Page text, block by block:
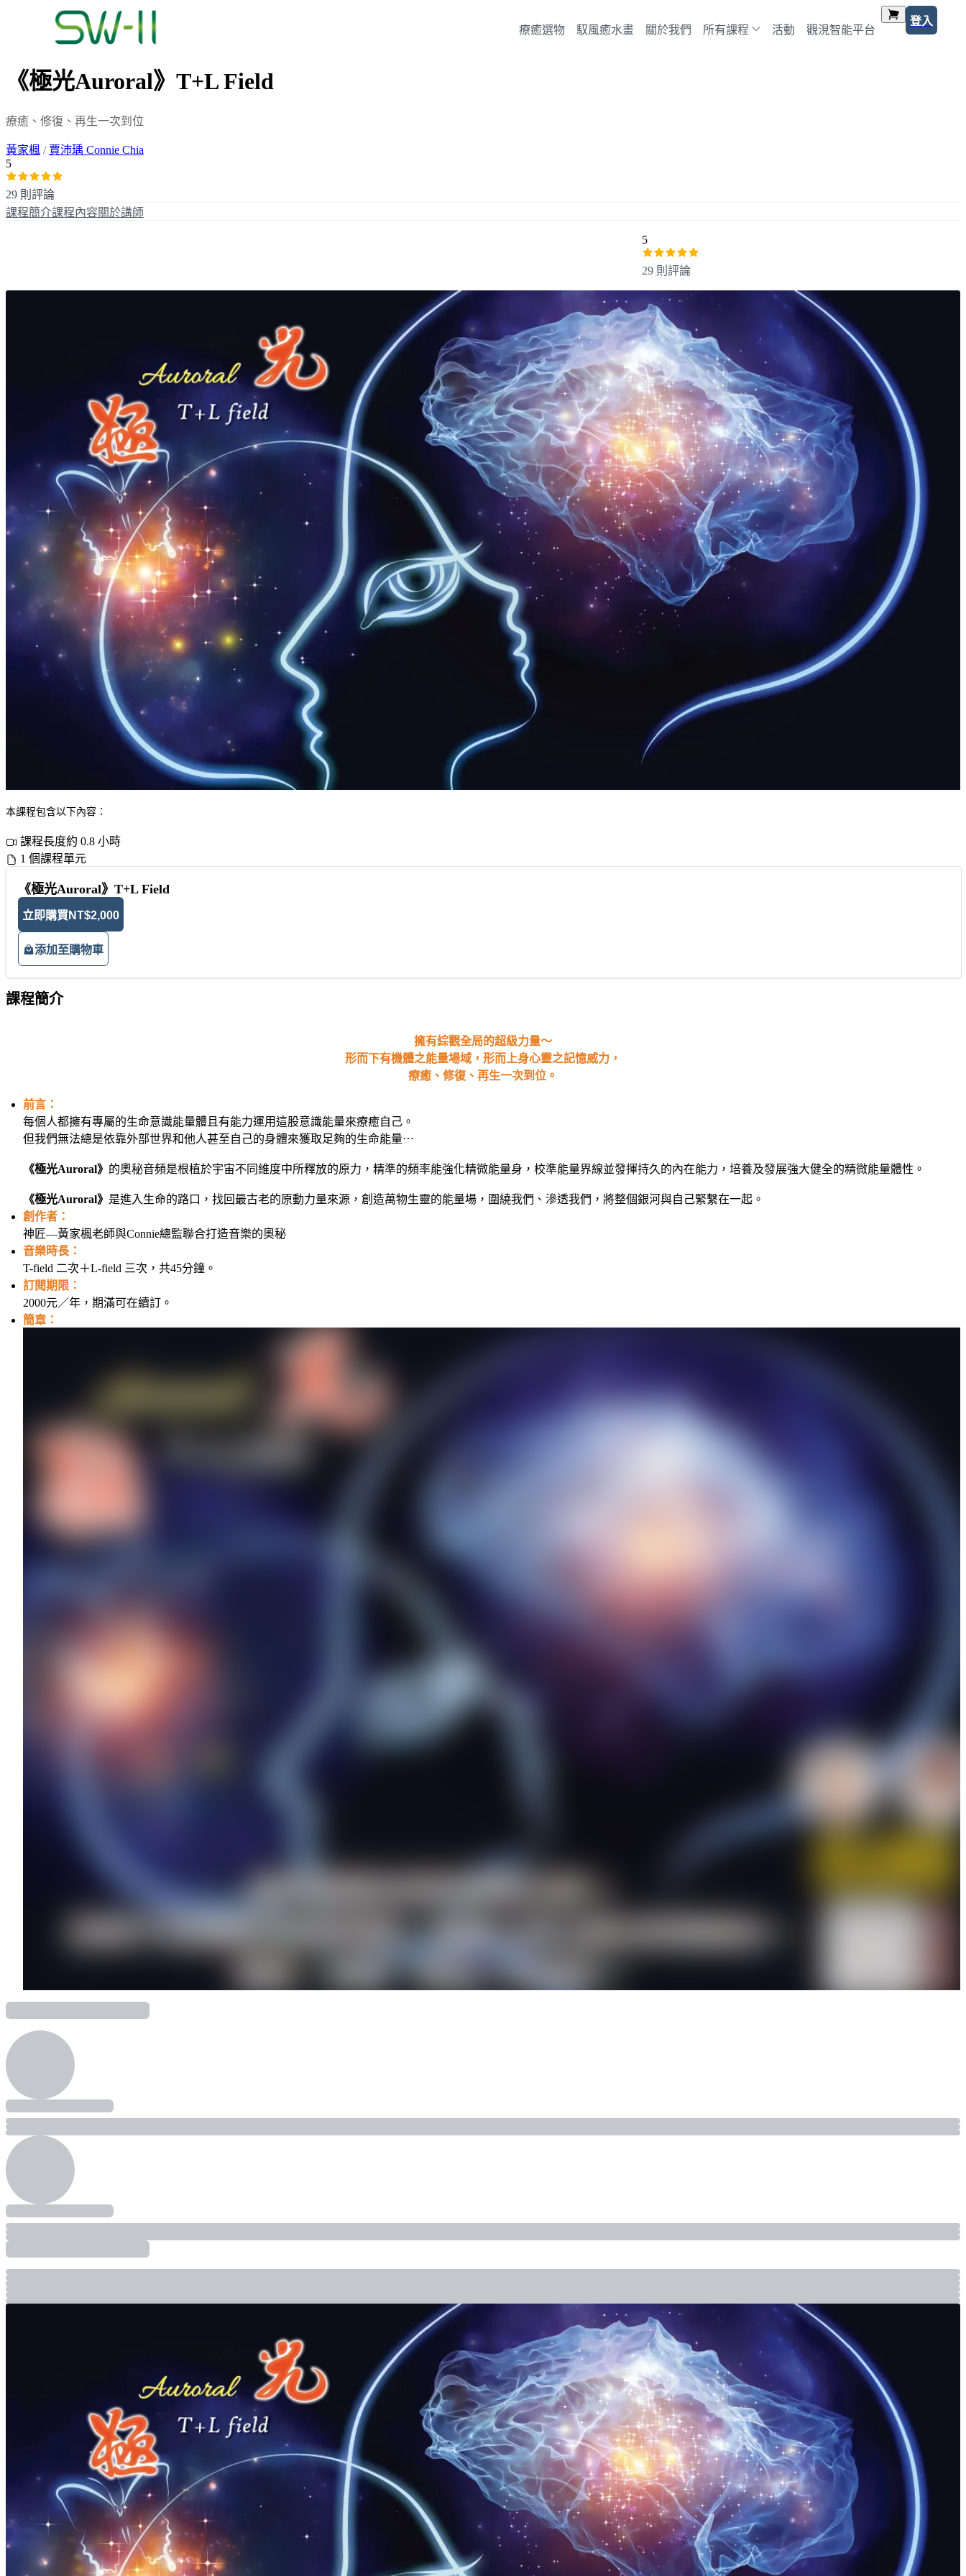
療癒選物 馭風癒水畫 關於我們 所有課程 活動 觀涀智能平台
登入
《極光Auroral》T+L Field
療癒、修復、再生一次到位
黃家楓 / 賈沛瑀 Connie Chia
5
29 則評論
課程簡介課程內容關於講師
5
29 則評論
本課程包含以下內容：
課程長度約 0.8 小時
1 個課程單元
《極光Auroral》T+L Field
立即購買 NT$2,000
添加至購物車
課程簡介
擁有綜觀全局的超級力量～
形而下有機體之能量場域，形而上身心靈之記憶威力，
療癒、修復、再生一次到位。
前言：
每個人都擁有專屬的生命意識能量體且有能力運用這股意識能量來療癒自己。
但我們無法總是依靠外部世界和他人甚至自己的身體來獲取足夠的生命能量⋯
《極光Auroral》 的奧秘音頻是根植於宇宙不同維度中所釋放的原力，精準的頻率能強化精微能量身，校準能量界線並發揮持久的內在能力，培養及發展強大健全的精微能量體性。
《極光Auroral》 是進入生命的路口，找回最古老的原動力量來源，創造萬物生靈的能量場，圍繞我們、滲透我們，將整個銀河與自己緊繫在一起。
創作者：
神匠—黃家楓老師與Connie總監聯合打造音樂的奧秘
音樂時長：
T-field 二次＋L-field 三次，共45分鐘。
訂閱期限：
2000元／年，期滿可在續訂。
簡章：